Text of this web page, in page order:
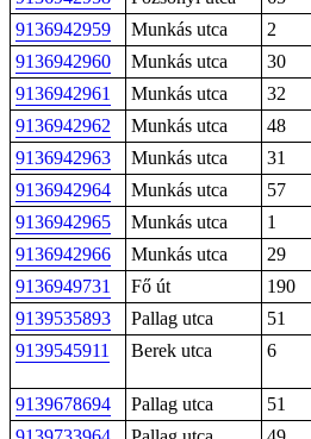
9136942959
Munkás utca 2
9136942960
Munkás utca 30
9136942961
Munkás utca 32
9136942962
Munkás utca 48
9136942963
Munkás utca 31
9136942964
Munkás utca 57
9136942965
Munkás utca 1
9136942966
Munkás utca 29
9136949731
Fő út 190
9139535893
Pallag utca 51
9139545911
Berek utca 6
9139678694 Pallag utca 51